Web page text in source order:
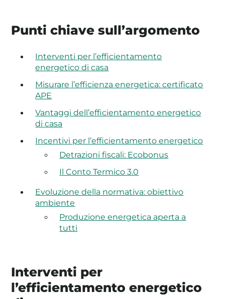
Punti chiave sull’argomento
Interventi per l’efficientamento
energetico di casa
Misurare l’efficienza energetica: certificato
APE
Vantaggi dell’efficientamento energetico
di casa
Incentivi per l’efficientamento energetico
Detrazioni fiscali: Ecobonus
Il Conto Termico 3.0
Evoluzione della normativa: obiettivo
ambiente
Produzione energetica aperta a
tutti
Interventi per
l’efficientamento energetico